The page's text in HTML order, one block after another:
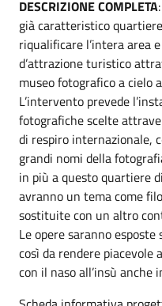
DESCRIZIONE COMPLETA
già caratteristico
riqualificare l’intera area
d’attrazione turistico
museo fotografico a cielo
L’intervento prevede
fotografiche scelte
di respiro internazionale,
grandi nomi della
in più a questo quartiere
avranno un tema come
sostituite con un altro
Le opere saranno
così da rendere piacevole
con il naso all’insù